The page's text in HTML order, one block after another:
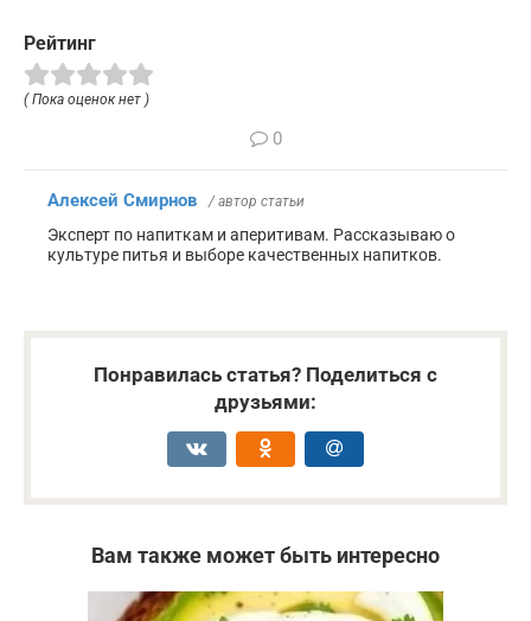
Рейтинг
( Пока оценок нет )
0
Алексей Смирнов / автор статьи
Эксперт по напиткам и аперитивам. Рассказываю о
культуре питья и выборе качественных напитков.
Понравилась статья? Поделиться с
друзьями:
Вам также может быть интересно